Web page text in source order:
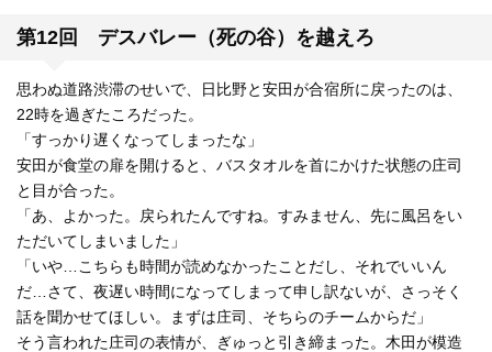
第12回 デスバレー（死の谷）を越えろ
思わぬ道路渋滞のせいで、日比野と安田が合宿所に戻ったのは、
22時を過ぎたころだった。
「すっかり遅くなってしまったな」
安田が食堂の扉を開けると、バスタオルを首にかけた状態の庄司
と目が合った。
「あ、よかった。戻られたんですね。すみません、先に風呂をい
ただいてしまいました」
「いや…こちらも時間が読めなかったことだし、それでいいん
だ…さて、夜遅い時間になってしまって申し訳ないが、さっそく
話を聞かせてほしい。まずは庄司、そちらのチームからだ」
そう言われた庄司の表情が、ぎゅっと引き締まった。木田が模造